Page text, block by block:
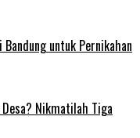
untuk Pernikahan
Desa? Nikmatilah Tiga